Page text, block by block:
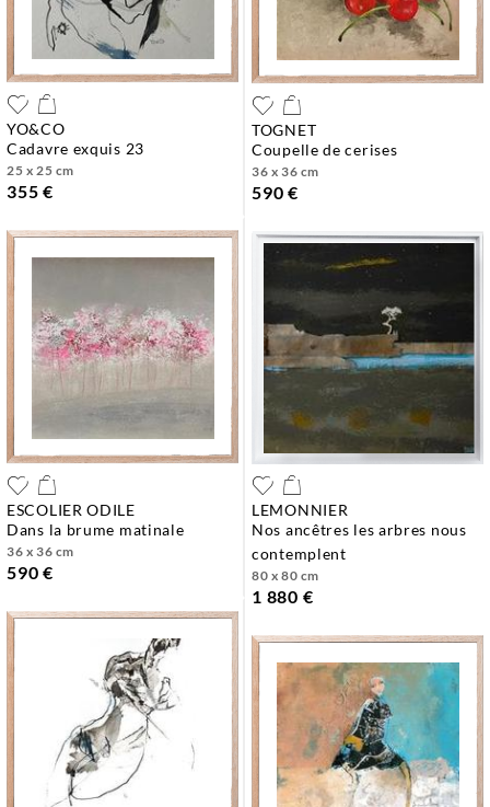
YO&CO
cadavre exquis 23
25 x 25 cm
355 €
TOGNET
coupelle de cerises
36 x 36 cm
590 €
ESCOLIER ODILE
dans la brume matinale
36 x 36 cm
590 €
LEMONNIER
nos ancêtres les arbres nous
contemplent
80 x 80 cm
1 880 €